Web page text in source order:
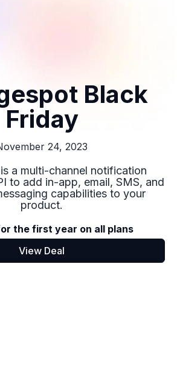
Black
Friday
24, 2023
a multi-channel notification
to add in-app, email, SMS, and
capabilities to your
product.
the first year on all plans
View Deal